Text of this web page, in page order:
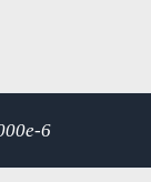
6